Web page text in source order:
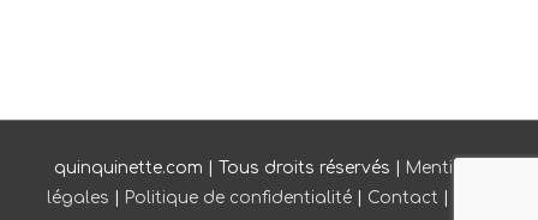
quinquinette.com | Tous droits réservés | Mentions
légales
Politique de confidentialité| Contact